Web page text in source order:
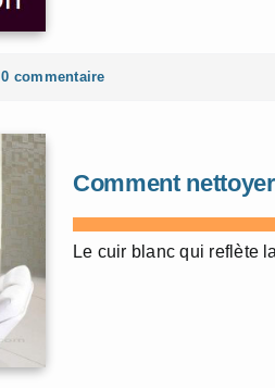
0 commentaire
Comment
Le cuir blanc qui reflète